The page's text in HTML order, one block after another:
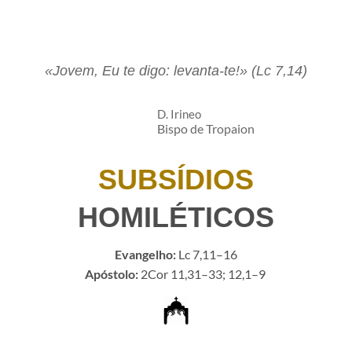
«Jovem, Eu te digo: levanta-te!» (Lc 7,14)
D. Irineo​
Bispo de Tropaion
SUBSÍDIOS
HOMILÉTICOS​
Evangelho: Lc 7,11–16
Apóstolo:2Cor 11,31–33; 12,1–9